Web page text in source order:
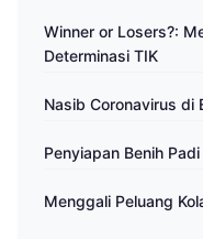
Winner or Losers?:
Determinasi TIK
Nasib Coronavirus di
Penyiapan Benih
Menggali Peluang